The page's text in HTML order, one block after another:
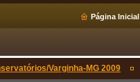
Página Inicial
Varginha-MG 2009